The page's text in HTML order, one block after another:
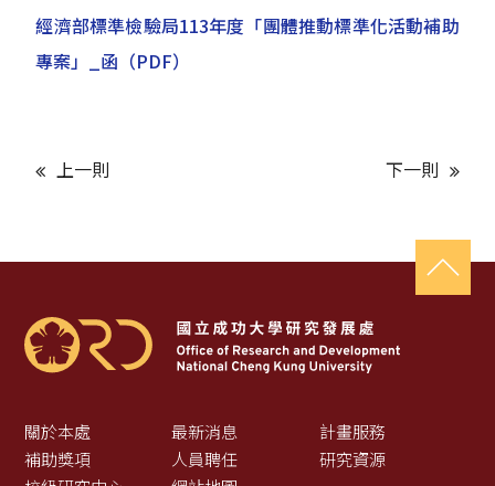
經濟部標準檢驗局113年度「團體推動標準化活動補助
專案」_函 （PDF）
上一則 下一則
關於本處 最新消息
計畫服務
補助獎項
人員聘任
研究資源